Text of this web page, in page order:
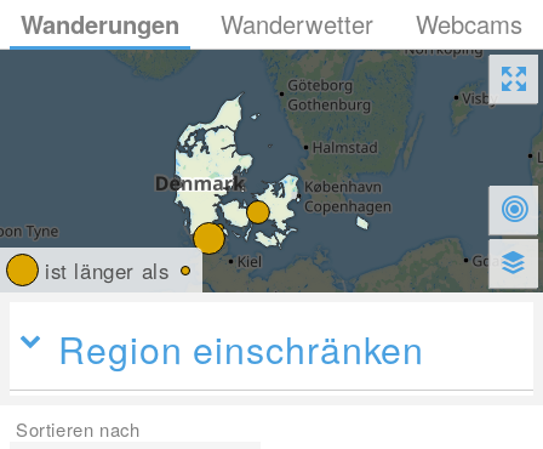
Wanderungen Wanderwetter Webcams
ist länger als
Region einschränken
Sortieren nach